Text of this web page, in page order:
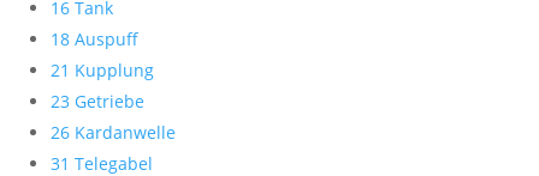
16 Tank
18 Auspuff
21 Kupplung
23 Getriebe
26 Kardanwelle
31 Telegabel